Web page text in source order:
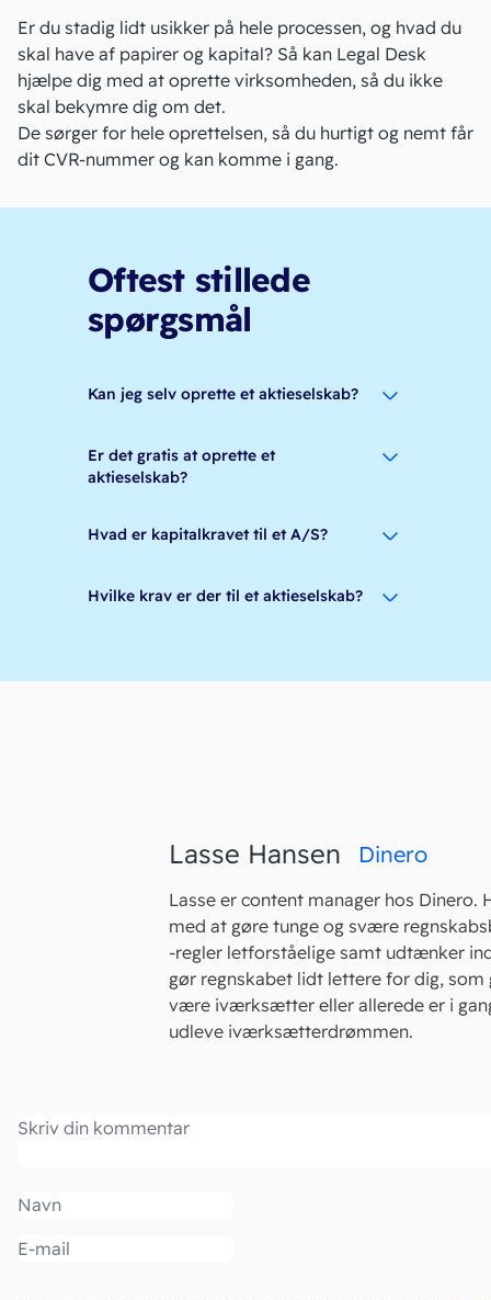
Er du stadig lidt usikker på hele processen, og hvad du
skal have af papirer og kapital? Så kan Legal Desk
hjælpe dig med at oprette virksomheden, så du ikke
skal bekymre dig om det.
De sørger for hele oprettelsen, så du hurtigt og nemt får
dit CVR-nummer og kan komme i gang.
Oftest stillede
spørgsmål
Kan jeg selv oprette et aktieselskab?
Er det gratis at oprette et
aktieselskab?
Hvad er kapitalkravet til et A/S?
Hvilke krav er der til et aktieselskab?
Lasse Hansen Dinero
Lasse er content manager hos Dinero.
med at gøre tunge og svære
-regler letforståelige samt udtænker
gør regnskabet lidt lettere for dig, som
være iværksætter eller allerede er i
udleve iværksætterdrømmen.
Kommentar
Navn
Email